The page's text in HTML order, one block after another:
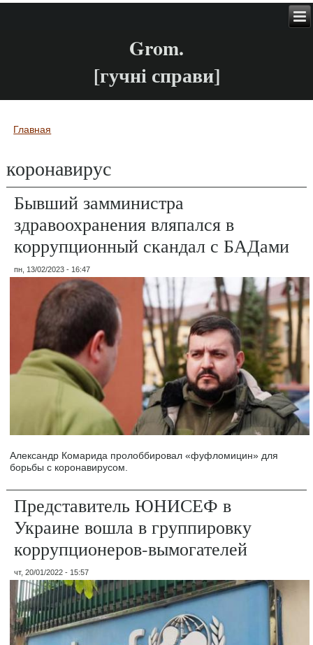
Grom.
[гучні справи]
Вы здесь
Главная
коронавирус
Бывший замминистра
здравоохранения вляпался в
коррупционный скандал с БАДами
пн, 13/02/2023 - 16:47
Александр Комарида пролоббировал «фуфломицин» для
борьбы с коронавирусом.
Представитель ЮНИСЕФ в
Украине вошла в группировку
коррупционеров-вымогателей
чт, 20/01/2022 - 15:57